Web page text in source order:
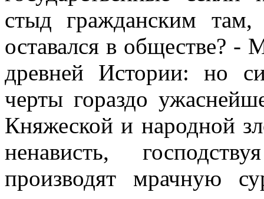
стыд гражданским
оставался в обществе?
древней Истории: но
черты гораздо
Княжеской и народной
ненависть,
производят мрачную